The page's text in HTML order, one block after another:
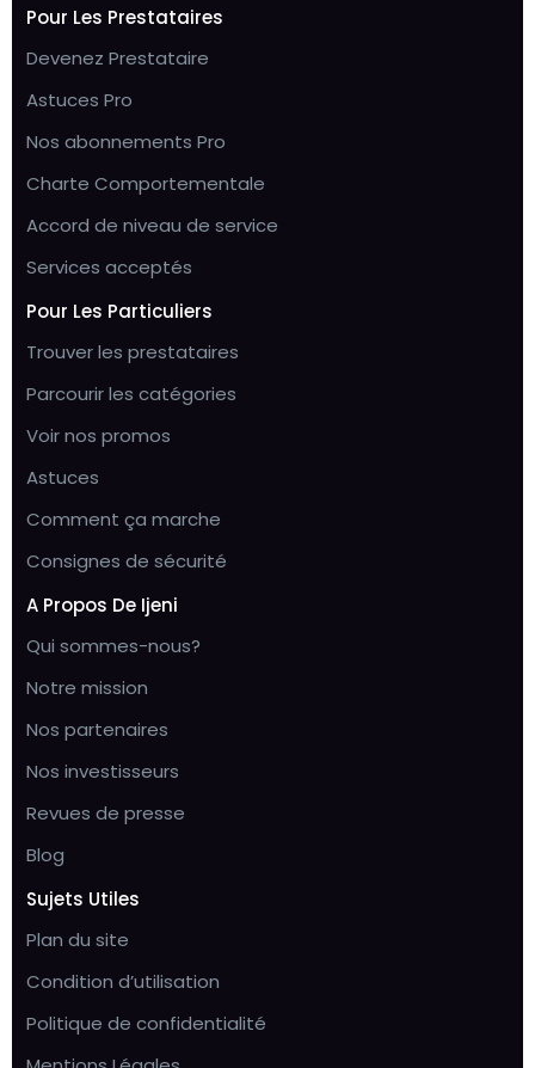
Pour Les Prestataires
Devenez Prestataire
Astuces Pro
Nos abonnements Pro
Charte Comportementale
Accord de niveau de service
Services acceptés
Pour Les Particuliers
Trouver les prestataires
Parcourir les catégories
Voir nos promos
Astuces
Comment ça marche
Consignes de sécurité
A Propos De Ijeni
Qui sommes-nous?
Notre mission
Nos partenaires
Nos investisseurs
Revues de presse
Blog
Sujets Utiles
Plan du site
Condition d’utilisation
Politique de confidentialité